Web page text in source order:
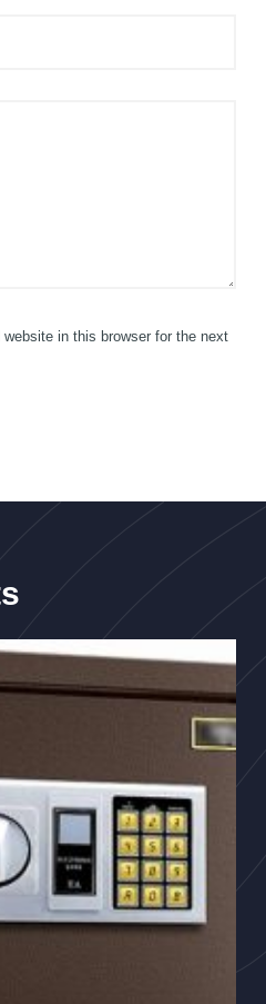
in this browser for the next